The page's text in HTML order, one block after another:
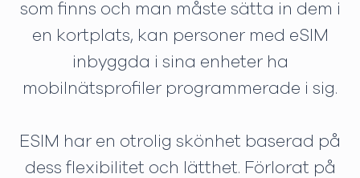
som finns och man måste sätta in dem i
en kortplats, kan personer med eSIM
inbyggda i sina enheter ha
mobilnätsprofiler programmerade i sig.
ESIM har en otrolig skönhet baserad på
dess flexibilitet och lätthet. Förlorat på